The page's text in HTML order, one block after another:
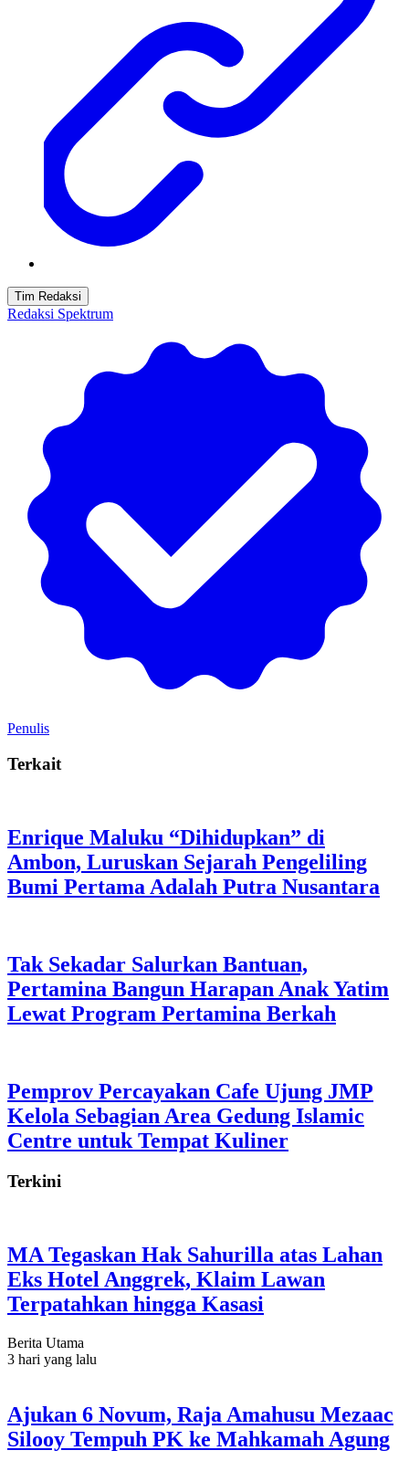
Tim Redaksi
Redaksi Spektrum
Penulis
Terkait
Enrique Maluku “Dihidupkan” di
Ambon, Luruskan Sejarah Pengeliling
Bumi Pertama Adalah Putra Nusantara
Tak Sekadar Salurkan Bantuan,
Pertamina Bangun Harapan Anak Yatim
Lewat Program Pertamina Berkah
Pemprov Percayakan Cafe Ujung JMP
Kelola Sebagian Area Gedung Islamic
Centre untuk Tempat Kuliner
Terkini
MA Tegaskan Hak Sahurilla atas Lahan
Eks Hotel Anggrek, Klaim Lawan
Terpatahkan hingga Kasasi
Berita Utama
3 hari yang lalu
Ajukan 6 Novum, Raja Amahusu Mezaac
Silooy Tempuh PK ke Mahkamah Agung